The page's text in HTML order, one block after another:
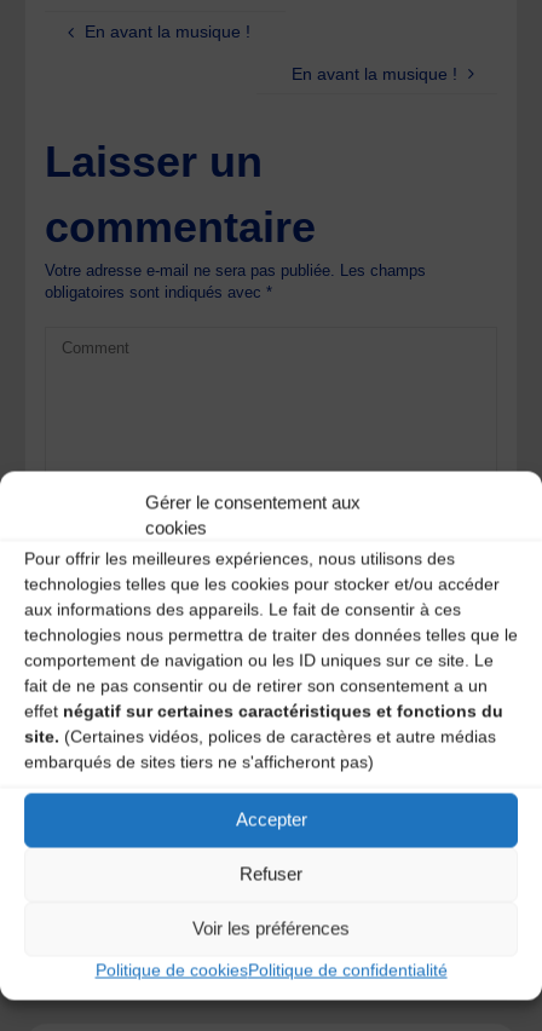
Gérer le consentement aux
cookies
Pour offrir les meilleures expériences, nous utilisons des
technologies telles que les cookies pour stocker et/ou accéder
aux informations des appareils. Le fait de consentir à ces
technologies nous permettra de traiter des données telles que le
comportement de navigation ou les ID uniques sur ce site. Le
fait de ne pas consentir ou de retirer son consentement a un
effet négatif sur certaines caractéristiques et fonctions du
site. (Certaines vidéos, polices de caractères et autre médias
embarqués de sites tiers ne s'afficheront pas)
Accepter
Refuser
Voir les préférences
Politique de cookiesPolitique de confidentialité
En avant la musique !
En avant la musique !
Laisser un
commentaire
Votre adresse e-mail ne sera pas publiée.
Les champs
obligatoires sont indiqués avec*
Save my name, email, and site URL in my browser for next
time I post a comment.
Ce site utilise Akismet pour réduire les indésirables.